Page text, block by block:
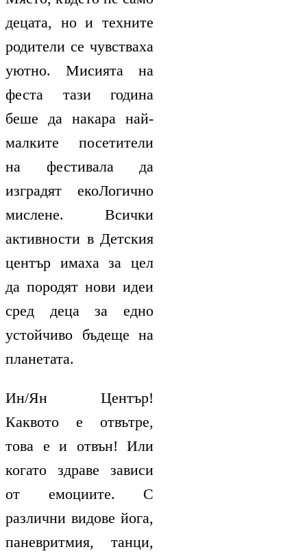
децата, но и техните
родители се чувстваха
уютно. Мисията на
феста тази година
беше да накара най-
малките посетители
на фестивала да
изградят екоЛогично
мислене. Всички
активности в Детския
център имаха за цел
да породят нови идеи
сред деца за едно
устойчиво бъдеще на
планетата.
Ин/Ян Център!
Каквото е отвътре,
това е и отвън! Или
когато здраве зависи
от емоциите. С
различни видове йога,
паневритмия, танци,